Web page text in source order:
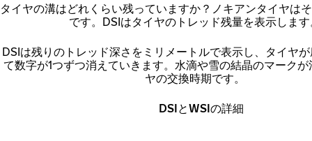
タイヤの溝はどれくらい残っていますか？ノキアンタイヤは
です。DSIはタイヤのトレッド残量を表示しま
DSIは残りのトレッド深さをミリメートルで表示し、タイヤ
て数字が1つずつ消えていきます。水滴や雪の結晶のマーク
ヤの交換時期です。
DSIとWSIの詳細